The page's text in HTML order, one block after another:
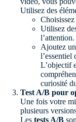
Utilisez des
Utilisez
l’attention.
Ajoutez
l’essentiel
L’objectif
curiosité
Test A/B pour
Une fois votre
plusieurs
Les tests A/B